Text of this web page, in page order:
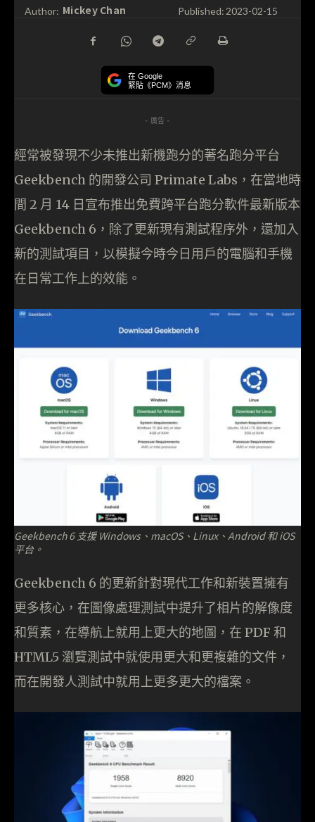
Author: Mickey Chan Published: 2023-02-15
在 Google
緊貼《PCM》消息
- 廣告 -
經常被發現不少未推出新機跑分的著名跑分平台
Geekbench 的開發公司 Primate Labs，在當地時
間 2 月 14 日宣布推出免費跨平台跑分軟件最新版本
Geekbench 6，除了更新現有測試程序外，還加入
新的測試項目，以模擬今時今日用戶的電腦和手機
在日常工作上的效能。
Geekbench 6 支援 Windows、macOS、Linux、Android 和 iOS
平台。
Geekbench 6 的更新針對現代工作和新裝置擁有
更多核心，在圖像處理測試中提升了相片的解像度
和質素，在導航上就用上更大的地圖，在 PDF 和
HTML5 瀏覽測試中就使用更大和更複雜的文件，
而在開發人測試中就用上更多更大的檔案。